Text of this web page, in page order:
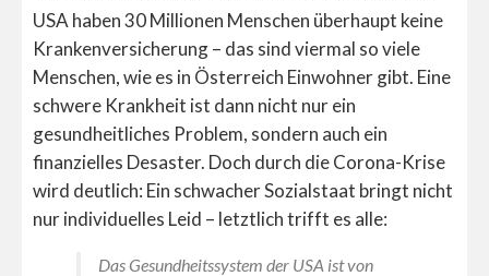
USA haben 30 Millionen Menschen überhaupt keine
Krankenversicherung – das sind viermal so viele
Menschen, wie es in Österreich Einwohner gibt. Eine
schwere Krankheit ist dann nicht nur ein
gesundheitliches Problem, sondern auch ein
finanzielles Desaster. Doch durch die Corona-Krise
wird deutlich: Ein schwacher Sozialstaat bringt nicht
nur individuelles Leid – letztlich trifft es alle:
Das Gesundheitssystem der USA ist von